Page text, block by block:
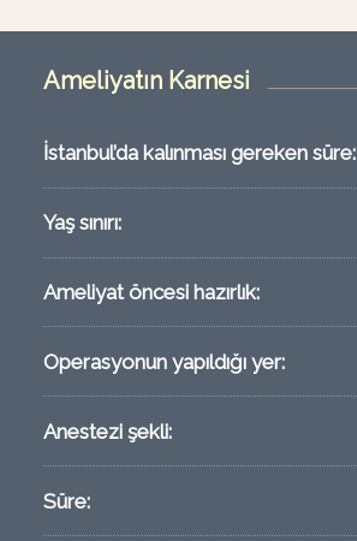
Ameliyatın Karnesi
İstanbul’da kalınması gereken süre:
Yaş sınırı:
Ameliyat öncesi hazırlık:
Operasyonun yapıldığı yer:
Anestezi şekli:
Süre: